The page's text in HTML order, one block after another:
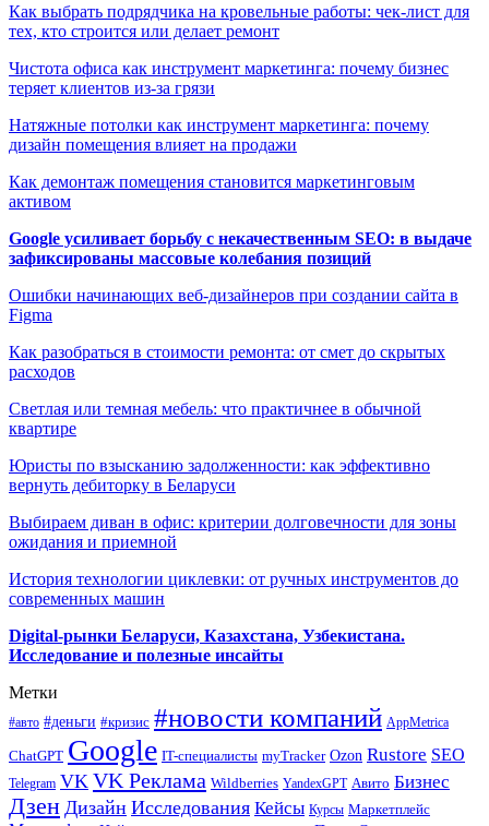
Как выбрать подрядчика на кровельные работы: чек-лист для
тех, кто строится или делает ремонт
Чистота офиса как инструмент маркетинга: почему бизнес
теряет клиентов из-за грязи
Натяжные потолки как инструмент маркетинга: почему
дизайн помещения влияет на продажи
Как демонтаж помещения становится маркетинговым
активом
Google усиливает борьбу с некачественным SEO: в выдаче
зафиксированы массовые колебания позиций
Ошибки начинающих веб-дизайнеров при создании сайта в
Figma
Как разобраться в стоимости ремонта: от смет до скрытых
расходов
Светлая или темная мебель: что практичнее в обычной
квартире
Юристы по взысканию задолженности: как эффективно
вернуть дебиторку в Беларуси
Выбираем диван в офис: критерии долговечности для зоны
ожидания и приемной
История технологии циклевки: от ручных инструментов до
современных машин
Digital-рынки Беларуси, Казахстана, Узбекистана.
Исследование и полезные инсайты
Метки
#авто #деньги #кризис #новости компаний AppMetrica
ChatGPT Google IT-специалисты myTracker Ozon Rustore SEO
Telegram VK VK Реклама Wildberries YandexGPT Авито Бизнес
Дзен Дизайн Исследования Кейсы Курсы Маркетплейс